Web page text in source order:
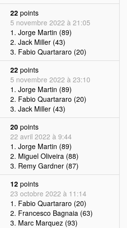
22 points
5 novembre 2022 à 21:05
1. Jorge Martin (89)
2. Jack Miller (43)
3. Fabio Quartararo (20)
22 points
5 novembre 2022 à 23:10
1. Jorge Martin (89)
2. Fabio Quartararo (20)
3. Jack Miller (43)
20 points
22 avril 2022 à 9:44
1. Jorge Martin (89)
2. Miguel Oliveira (88)
3. Remy Gardner (87)
12 points
23 octobre 2022 à 11:14
1. Fabio Quartararo (20)
2. Francesco Bagnaia (63)
3. Marc Marquez (93)